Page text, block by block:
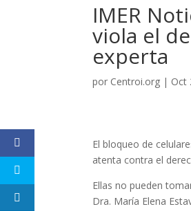
IMER
viola el
experta
por Centroi.org | Oct
El bloqueo de
atenta contra el
Ellas no pueden
Dra. María Elena